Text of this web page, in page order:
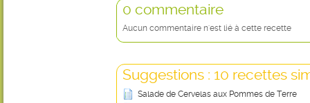
0 commentaire
Aucun commentaire n'est lié à cette recette
Suggestions : 10 recettes
Salade de Cervelas aux Pommes de Terre